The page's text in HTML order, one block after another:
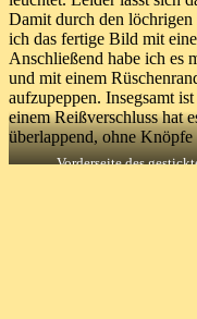
Damit durch den
ich das fertige Bild mit
Anschließend habe ich es
und mit einem
aufzupeppen. Insegsamt
einem Reißverschluss hat
überlappend, ohne
Vorderseite des